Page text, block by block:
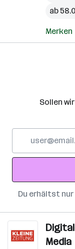
ab
Merken
Sollen
Adresse
Du erhältst
Media